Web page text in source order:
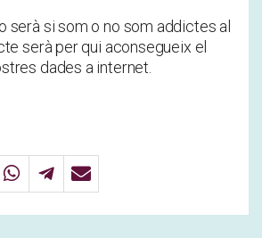
serà si som o no som addictes al
serà per qui aconsegueix el
dades a internet.